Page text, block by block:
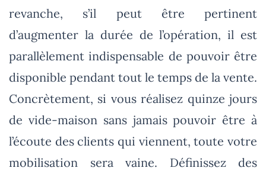
revanche, s’il peut être pertinent
d’augmenter la durée de l’opération, il est
parallèlement indispensable de pouvoir être
disponible pendant tout le temps de la vente.
Concrètement, si vous réalisez quinze jours
de vide-maison sans jamais pouvoir être à
l’écoute des clients qui viennent, toute votre
mobilisation sera vaine. Définissez des